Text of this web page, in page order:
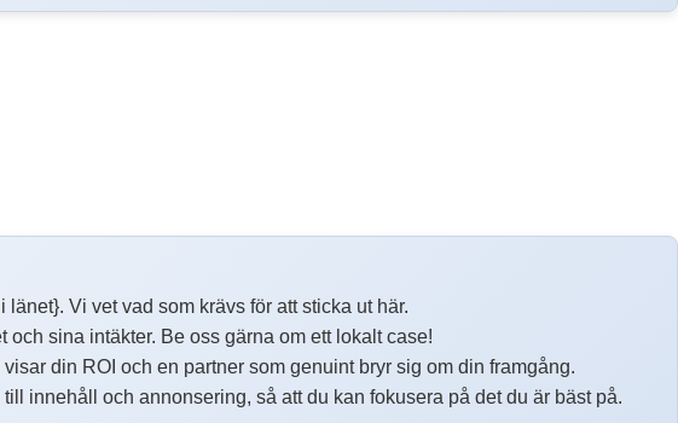
Vi vet vad som krävs för att sticka ut här.
sina intäkter. Be oss gärna om ett lokalt case!
din ROI och en partner som genuint bryr sig om din framgång.
innehåll och annonsering, så att du kan fokusera på det du är bäst på.